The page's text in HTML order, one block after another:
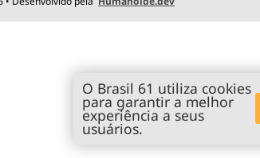
O Brasil 61 utiliza cookies
para garantir a melhor
experiência a seus
usuários.